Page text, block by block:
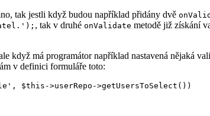
tak jestli když budou například přidány dvě
, tak v druhé onValidate metodě již získání
když má programátor například nastavená nějaká
v definici formuláře toto:
$this->userRepo->getUsersToSelect())